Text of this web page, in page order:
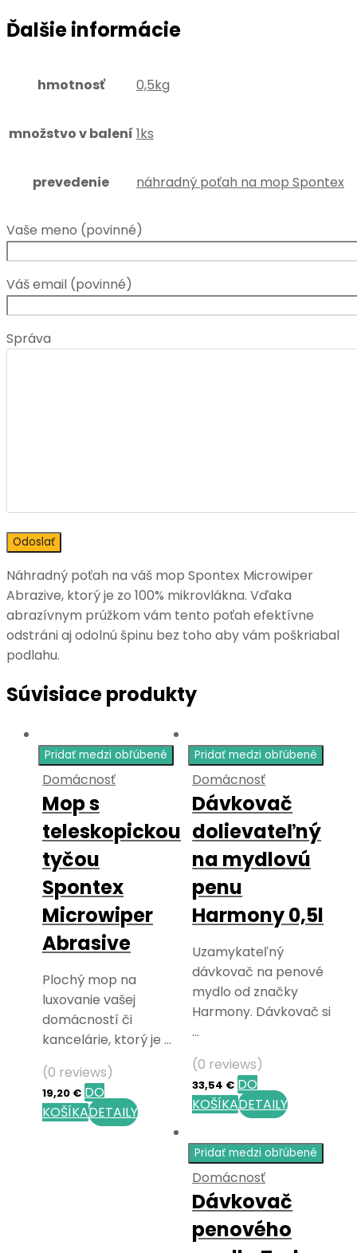
Ďalšie informácie
hmotnosť 0,5kg
množstvo v balení 1ks
prevedenie náhradný poťah na mop Spontex
Vaše meno (povinné)
Váš email (povinné)
Správa
Náhradný poťah na váš mop Spontex Microwiper
Abrazive, ktorý je zo 100% mikrovlákna. Vďaka
abrazívnym prúžkom vám tento poťah efektívne
odstráni aj odolnú špinu bez toho aby vám poškriabal
podlahu.
Súvisiace produkty
Pridať medzi obľúbené
Domácnosť
Mop s
teleskopickou
tyčou
Spontex
Microwiper
Abrasive
Plochý mop na
luxovanie vašej
domácností či
kancelárie, ktorý je …
(0 reviews)
19,20 € DO
KOŠÍKADETAILY
Pridať medzi obľúbené
Domácnosť
Dávkovač
dolievateľný
na mydlovú
penu
Harmony 0,5l
Uzamykateľný
dávkovač na penové
mydlo od značky
Harmony. Dávkovač si
…
(0 reviews)
33,54 € DO
KOŠÍKADETAILY
Pridať medzi obľúbené
Domácnosť
Dávkovač
penového